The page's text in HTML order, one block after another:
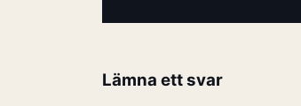
Lämna ett svar